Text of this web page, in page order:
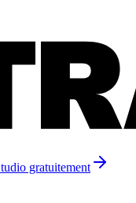
gratuitement